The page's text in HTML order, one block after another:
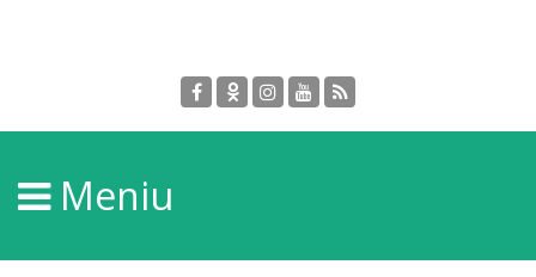
DGPDC
Informații
despre
Meniu